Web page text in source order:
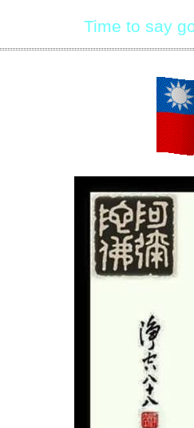
Time to say